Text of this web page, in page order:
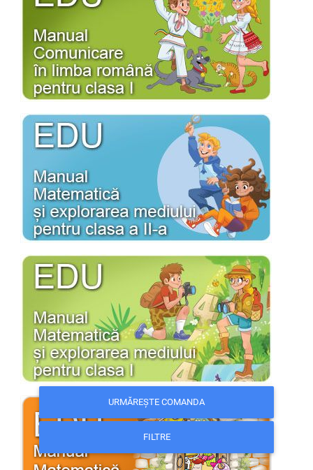
URMĂREȘTE COMANDA
FILTRE